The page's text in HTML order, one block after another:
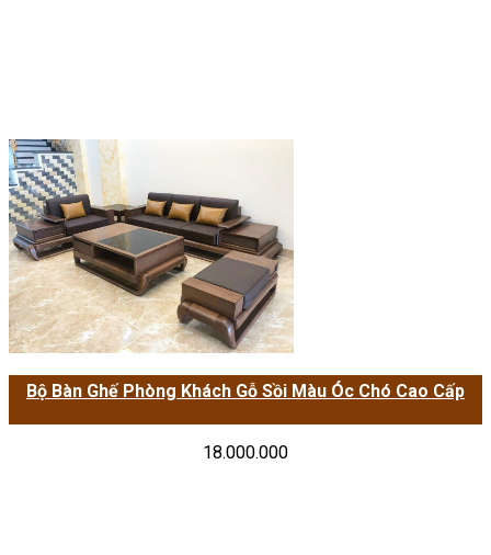
Bộ Bàn Ghế Phòng Khách Gỗ Sồi Màu Óc Chó Cao Cấp
18.000.000